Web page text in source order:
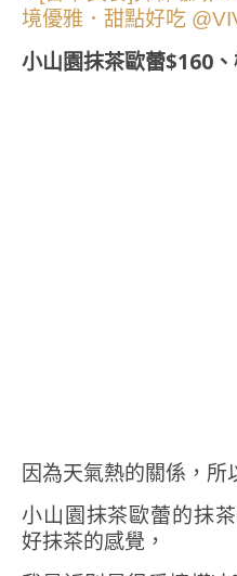
小山園抹茶歐蕾$160
因為天氣熱的關係，所
小山園抹茶歐蕾的抹
好抹茶的感覺，